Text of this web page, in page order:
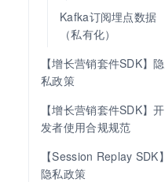
Kafka订阅埋点数据
（私有化）
【增长营销套件SDK】隐
私政策
【增长营销套件SDK】开
发者使用合规规范
【Session Replay SDK】
隐私政策